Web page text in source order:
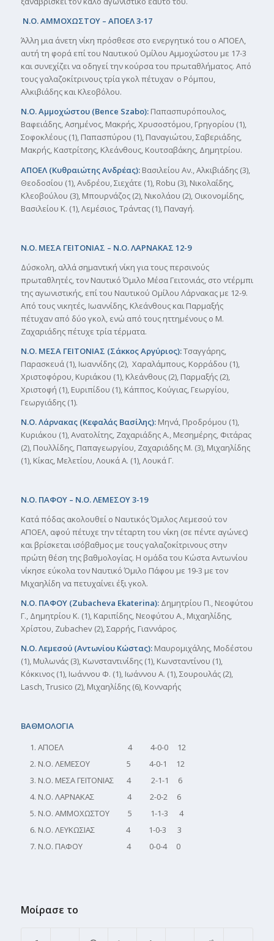
Ν.Ο. ΑΜΜΟΧΩΣΤΟΥ – ΑΠΟΕΛ 3-17
Άλλη μια άνετη νίκη πρόσθεσε στο ενεργητικό του ο ΑΠΟΕΛ,
αυτή τη φορά επί του Ναυτικού Ομίλου Αμμοχώστου με 17-3
και συνεχίζει να οδηγεί την κούρσα του πρωταθλήματος. Από
τους γαλαζοκίτρινους τρία γκολ πέτυχαν ο Ρόμπου,
Αλκιβιάδης και Κλεοβόλου.
Ν.Ο. Αμμοχώστου (Bence Szabo): Παπασπυρόπουλος,
Βαφειάδης, Ασημένος, Μακρής, Χρυσοστόμου, Γρηγορίου (1),
Σοφοκλέους (1), Παπασπύρου (1), Παναγιώτου, Σαβεριάδης,
Μακρής, Καστρίτσης, Κλεάνθους, Κουτσαβάκης, Δημητρίου.
ΑΠΟΕΛ (Κυθραιώτης Ανδρέας): Βασιλείου Αν., Αλκιβιάδης (3),
Θεοδοσίου (1), Ανδρέου, Σιεχάτε (1), Robu (3), Νικολαΐδης,
Κλεοβούλου (3), Μπουρνάζος (2), Νικολάου (2), Οικονομίδης,
Βασιλείου Κ. (1), Λεμέσιος, Τράντας (1), Παναγή.
Ν.Ο. ΜΕΣΑ ΓΕΙΤΟΝΙΑΣ – Ν.Ο. ΛΑΡΝΑΚΑΣ 12-9
Δύσκολη, αλλά σημαντική νίκη για τους περσινούς
πρωταθλητές, τον Ναυτικό Όμιλο Μέσα Γειτονιάς, στο ντέρμπι
της αγωνιστικής, επί του Ναυτικού Ομίλου Λάρνακας με 12-9.
Από τους νικητές, Ιωαννίδης, Κλεάνθους και Παρμαξής
πέτυχαν από δύο γκολ, ενώ από τους ηττημένους ο Μ.
Ζαχαριάδης πέτυχε τρία τέρματα.
Ν.Ο. ΜΕΣΑ ΓΕΙΤΟΝΙΑΣ (Σάκκος Αργύριος):Τσαγγάρης,
Παρασκευά (1), Ιωαννίδης (2), Χαραλάμπους, Κορράδου (1),
Χριστοφόρου, Κυριάκου (1), Κλεάνθους (2), Παρμαξής (2),
Χριστοφή (1), Ευριπίδου (1), Κάππος, Κούγιας, Γεωργίου,
Γεωργιάδης (1).
Ν.Ο. Λάρνακας (Κεφαλάς Βασίλης): Μηνά, Προδρόμου (1),
Κυριάκου (1), Ανατολίτης, Ζαχαριάδης Α., Μεσημέρης, Φιτάρας
(2), Πουλλίδης, Παπαγεωργίου, Ζαχαριάδης Μ. (3), Μιχαηλίδης
(1), Κίκας, Μελετίου, Λουκά Α. (1), Λουκά Γ.
Ν.Ο. ΠΑΦΟΥ – Ν.Ο. ΛΕΜΕΣΟΥ 3-19
Κατά πόδας ακολουθεί ο Ναυτικός Όμιλος Λεμεσού τον
ΑΠΟΕΛ, αφού πέτυχε την τέταρτη του νίκη (σε πέντε αγώνες)
και βρίσκεται ισόβαθμος με τους γαλαζοκίτρινους στην
πρώτη θέση της βαθμολογίας. Η ομάδα του Κώστα Αντωνίου
νίκησε εύκολα τον Ναυτικό Όμιλο Πάφου με 19-3 με τον
Μιχαηλίδη να πετυχαίνει έξι γκολ.
Ν.Ο. ΠΑΦΟΥ (Zubacheva Ekaterina):Δημητρίου Π., Νεοφύτου
Γ., Δημητρίου Κ. (1), Καριπίδης, Νεοφύτου Α., Μιχαηλίδης,
Χρίστου, Zubachev (2), Σαρρής, Γιαννάρος.
Ν.Ο. Λεμεσού (Αντωνίου Κώστας):Μαυρομιχάλης, Μοδέστου
(1), Μυλωνάς (3), Κωνσταντινίδης (1), Κωνσταντίνου (1),
Κόκκινος (1), Ιωάννου Φ. (1), Ιωάννου Α. (1), Σουρουλάς (2),
Lasch, Trusico (2), Μιχαηλίδης (6), Κονναρής
ΒΑΘΜΟΛΟΓΙΑ
ΑΠΟΕΛ 4 4-0-0 12
Ν.Ο. ΛΕΜΕΣΟΥ 5 4-0-1 12
Ν.Ο. ΜΕΣΑ ΓΕΙΤΟΝΙΑΣ 4 2-1-1 6
Ν.Ο. ΛΑΡΝΑΚΑΣ 4 2-0-2 6
Ν.Ο. ΑΜΜΟΧΩΣΤΟΥ 5 1-1-3 4
Ν.Ο. ΛΕΥΚΩΣΙΑΣ 4 1-0-3 3
Ν.Ο. ΠΑΦΟΥ 4 0-0-4 0
Μοίρασε το